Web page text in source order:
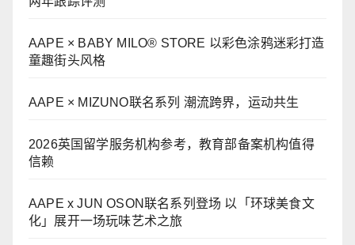
AAPE × BABY MILO® STORE 以彩色涂鸦迷彩打造
童趣街头风格
AAPE × MIZUNO联名系列 潮流跨界，运动共生
2026英国留学服务机构参考，教育部备案机构值得
信赖
AAPE x JUN OSON联名系列登场 以「环球美食文
化」展开一场玩味艺术之旅